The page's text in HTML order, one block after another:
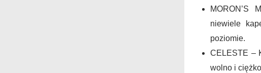
MORON’S
niewiele
poziomie.
CELESTE –
wolno i